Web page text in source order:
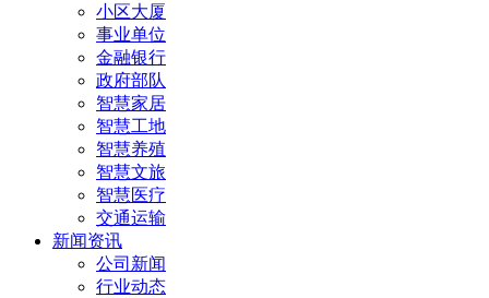
小区大厦
事业单位
金融银行
政府部队
智慧家居
智慧工地
智慧养殖
智慧文旅
智慧医疗
交通运输
新闻资讯
公司新闻
行业动态